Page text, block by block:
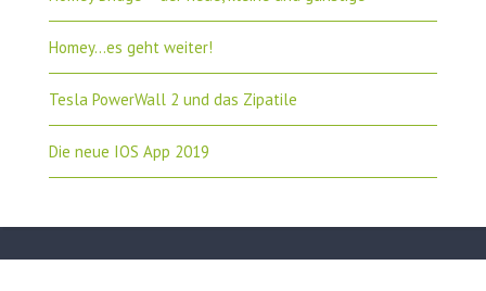
Homey…es geht weiter!
Tesla PowerWall 2 und das Zipatile
Die neue IOS App 2019